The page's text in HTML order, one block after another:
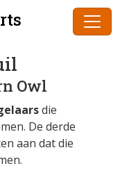
Owl
die
De derde
aan dat die